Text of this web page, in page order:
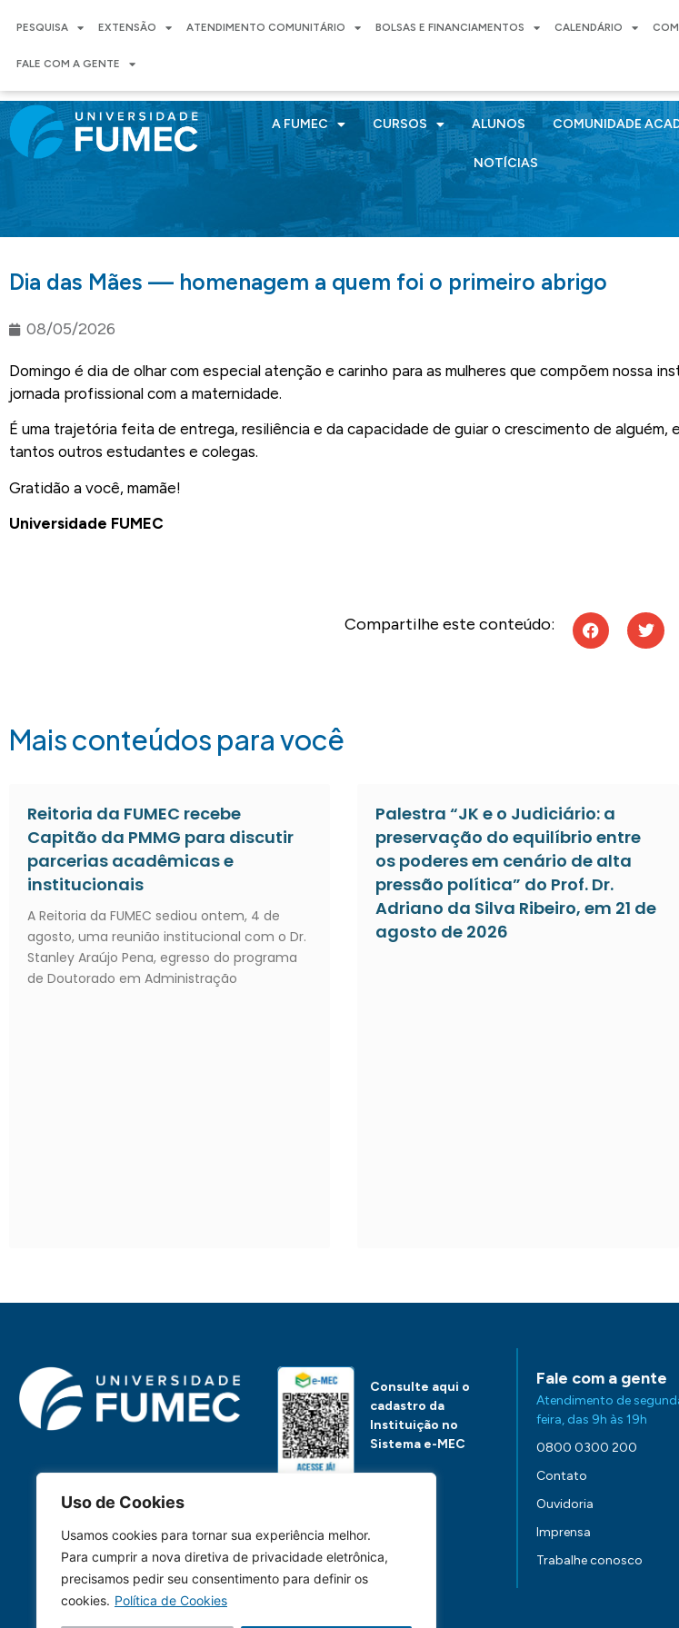
Uso de Cookies
Usamos cookies para tornar sua experiência melhor.
Para cumprir a nova diretiva de privacidade eletrônica,
precisamos pedir seu consentimento para definir os
cookies. Política de Cookies
PESQUISA EXTENSÃO ATENDIMENTO COMUNITÁRIO BOLSAS E FINANCIAMENTOS CALENDÁRIO
FALE COM A GENTE
A FUMEC CURSOS ALUNOS COMUNIDADE
NOTÍCIAS
Dia das Mães — homenagem a quem foi o primeiro abrigo
08/05/2026
Domingo é dia de olhar com especial atenção e carinho para as mulheres que compõem nossa
jornada profissional com a maternidade.
É uma trajetória feita de entrega, resiliência e da capacidade de guiar o crescimento de
tantos outros estudantes e colegas.
Gratidão a você, mamãe!
Universidade FUMEC
Compartilhe este conteúdo:
Mais conteúdos para você
Reitoria da FUMEC recebe
Capitão da PMMG para discutir
parcerias acadêmicas e
institucionais
A Reitoria da FUMEC sediou ontem, 4 de
agosto, uma reunião institucional com o Dr.
Stanley Araújo Pena, egresso do programa
de Doutorado em Administração
Palestra “JK e o Judiciário: a
preservação do equilíbrio entre
os poderes em cenário de alta
pressão política” do Prof. Dr.
Adriano da Silva Ribeiro, em 21 de
agosto de 2026
Consulte aqui o
cadastro da
Instituição no
Sistema e-MEC
Fale com a gente
Atendimento de
feira, das 9h às 19h
0800 0300 200
Contato
Ouvidoria
Imprensa
Trabalhe conosco